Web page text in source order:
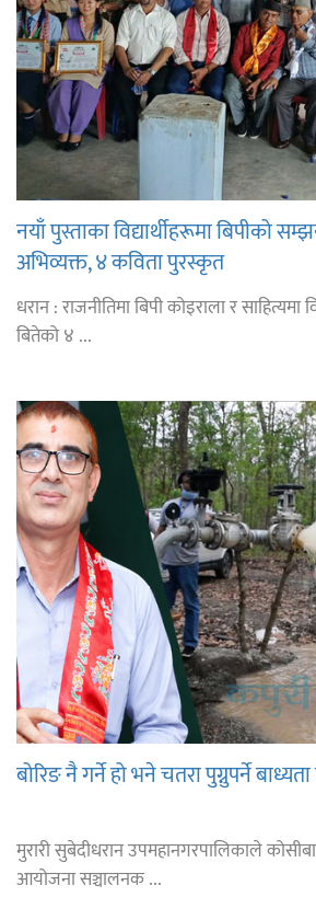
नयाँ पुस्ताका विद्यार्थीहरूमा बिपीको
अभिव्यक्त, ४ कविता पुरस्कृत
धरान : राजनीतिमा बिपी कोइराला र साहित्यमा
बितेको ४ ...
बोरिङ नै गर्ने हो भने चतरा पुग्नुपर्ने
मुरारी सुबेदीधरान उपमहानगरपालिकाले
आयोजना सञ्चालनक ...